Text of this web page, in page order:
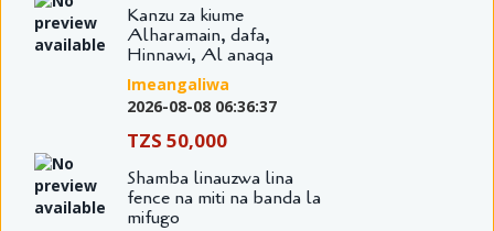
Kanzu za kiume
Alharamain, dafa,
Hinnawi, Al anaqa
Imeangaliwa
2026-08-08 06:36:37
TZS 50,000
Shamba linauzwa lina
fence na miti na banda la
mifugo